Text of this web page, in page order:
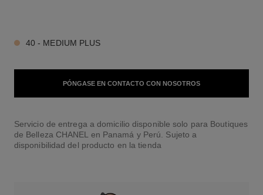
40 - MEDIUM PLUS
PÓNGASE EN CONTACTO CON NOSOTROS
Servicio de entrega a domicilio disponible solo para Boutiques
de Belleza CHANEL en Panamá y Perú. Sujeto a
disponibilidad del producto en la tienda